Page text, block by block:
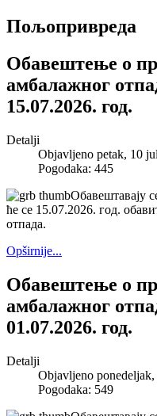
Пољопривреда
Обавештење о
амбалажног
15.07.2026. год.
Detalji
Objavljeno petak, 10
Pogodaka: 445
Обавештавају
ће се 15.07.2026. год.
отпада.
Opširnije...
Обавештење о
амбалажног
01.07.2026. год.
Detalji
Objavljeno
Pogodaka: 549